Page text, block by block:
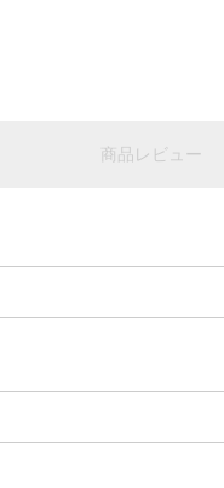
商品レビュー